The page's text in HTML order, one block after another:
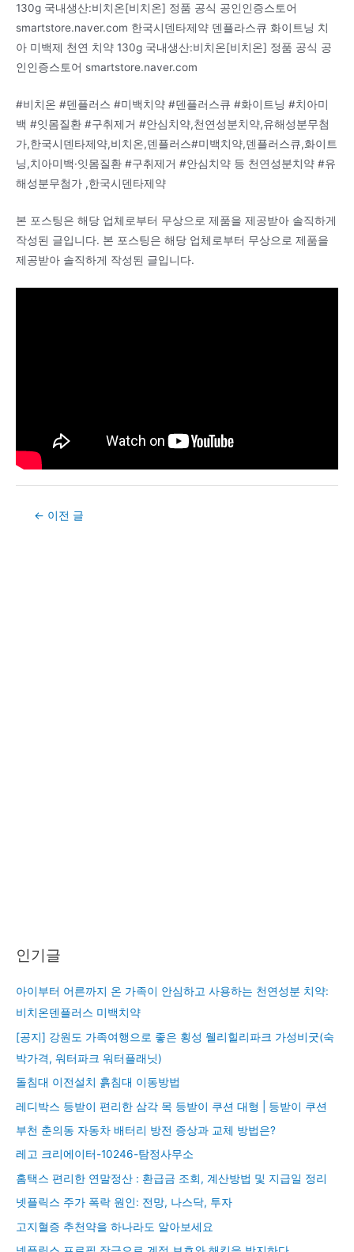
130g 국내생산:비치온[비치온] 정품 공식 공인인증스토어
smartstore.naver.com 한국시덴타제약 덴플라스큐 화이트닝 치
아 미백제 천연 치약 130g 국내생산:비치온[비치온] 정품 공식 공
인인증스토어 smartstore.naver.com
#비치온 #덴플러스 #미백치약 #덴플러스큐 #화이트닝 #치아미
백 #잇몸질환 #구취제거 #안심치약,천연성분치약,유해성분무첨
가,한국시덴타제약,비치온,덴플러스#미백치약,덴플러스큐,화이트
닝,치아미백·잇몸질환 #구취제거 #안심치약 등 천연성분치약 #유
해성분무첨가 ,한국시덴타제약
본 포스팅은 해당 업체로부터 무상으로 제품을 제공받아 솔직하게
작성된 글입니다. 본 포스팅은 해당 업체로부터 무상으로 제품을
제공받아 솔직하게 작성된 글입니다.
Post← 이전 글
인기글
아이부터 어른까지 온 가족이 안심하고 사용하는 천연성분 치약:
비치온덴플러스 미백치약
[공지] 강원도 가족여행으로 좋은 횡성 웰리힐리파크 가성비굿(숙
박가격, 워터파크 워터플래닛)
돌침대 이전설치 흙침대 이동방법
레디박스 등받이 편리한 삼각 목 등받이 쿠션 대형 | 등받이 쿠션
부천 춘의동 자동차 배터리 방전 증상과 교체 방법은?
레고 크리에이터-10246-탐정사무소
홈택스 편리한 연말정산 : 환급금 조회, 계산방법 및 지급일 정리
넷플릭스 주가 폭락 원인: 전망, 나스닥, 투자
고지혈증 추천약을 하나라도 알아보세요